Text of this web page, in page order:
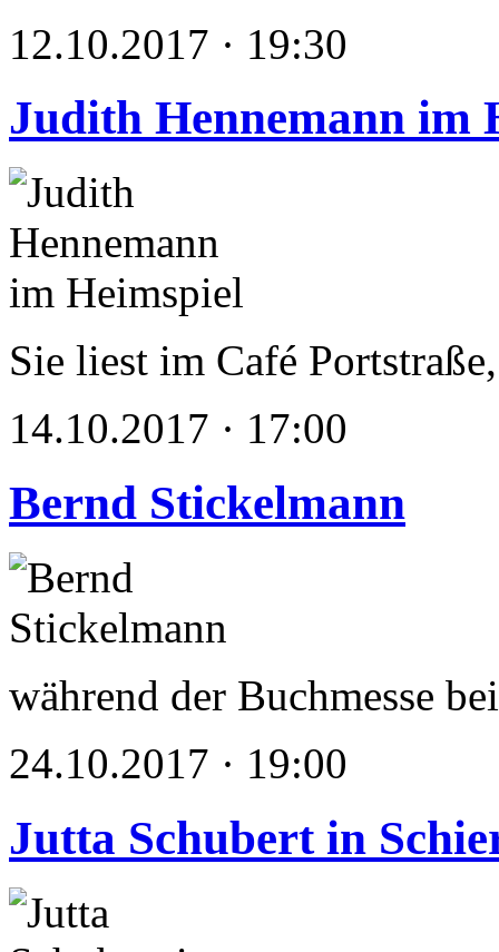
12.10.2017 · 19:30
Judith Hennemann im
Sie liest im Café
14.10.2017 · 17:00
Bernd Stickelmann
während der Buchmesse
24.10.2017 · 19:00
Jutta Schubert in